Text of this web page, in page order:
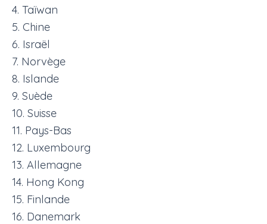
4. Taïwan
5. Chine
6. Israël
7. Norvège
8. Islande
9. Suède
10. Suisse
11. Pays-Bas
12. Luxembourg
13. Allemagne
14. Hong Kong
15. Finlande
16. Danemark